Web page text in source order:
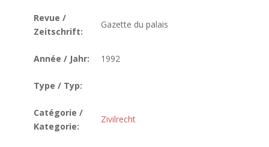
Revue /
Zeitschrift:
Gazette du palais
Année / Jahr: 1992
Type / Typ:
Catégorie /
Kategorie:
Zivilrecht